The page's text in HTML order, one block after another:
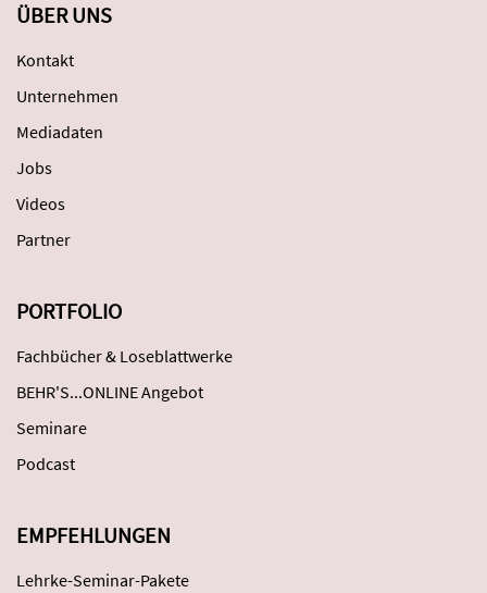
ÜBER UNS
Kontakt
Unternehmen
Mediadaten
Jobs
Videos
Partner
PORTFOLIO
Fachbücher & Loseblattwerke
BEHR'S...ONLINE Angebot
Seminare
Podcast
EMPFEHLUNGEN
Lehrke-Seminar-Pakete